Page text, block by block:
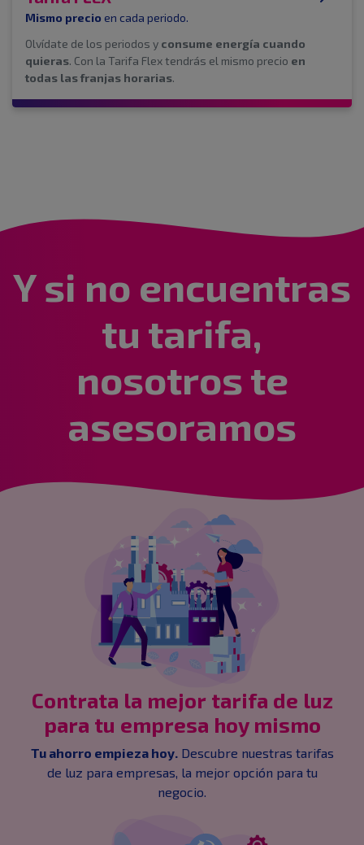
Mismo precio en cada periodo.
Olvídate de los periodos y consume energía cuando
quieras. Con la Tarifa Flex tendrás el mismo precio en
todas las franjas horarias.
Y si no encuentras
tu tarifa,
nosotros te
asesoramos
Contrata la mejor tarifa de luz
para tu empresa hoy mismo
Tu ahorro empieza hoy. Descubre nuestras tarifas
de luz para empresas, la mejor opción para tu
negocio.